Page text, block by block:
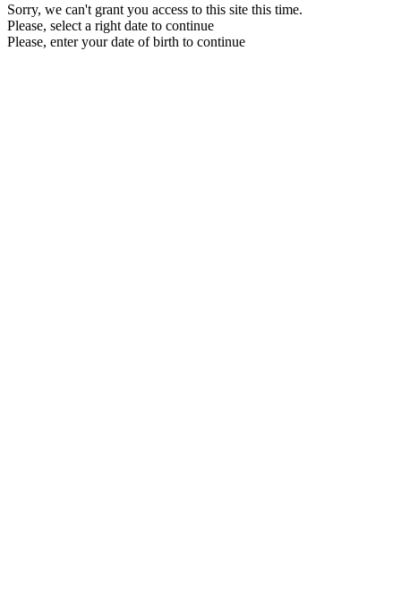
Sorry, we can't grant you access to this site this time.
Please, select a right date to continue
Please, enter your date of birth to continue